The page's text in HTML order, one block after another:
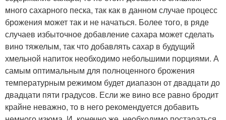
много сахарного песка, так как в данном случае процесс
брожения может так и не начаться. Более того, в ряде
случаев избыточное добавление сахара может сделать
вино тяжелым, так что добавлять сахар в будущий
хмельной напиток необходимо небольшими порциями. А
самым оптимальным для полноценного брожения
температурным режимом будет диапазон от двадцати до
двадцати пяти градусов. Если же вино все равно бродит
крайне неважно, то в него рекомендуется добавить